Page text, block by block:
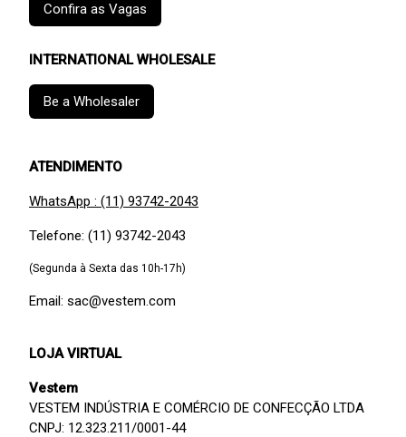
Confira as Vagas
INTERNATIONAL WHOLESALE
Be a Wholesaler
ATENDIMENTO
WhatsApp : (11) 93742-2043
Telefone: (11) 93742-2043
(Segunda à Sexta das 10h-17h)
Email: sac@vestem.com
LOJA VIRTUAL
Vestem
VESTEM INDÚSTRIA E COMÉRCIO DE CONFECÇÃO LTDA
CNPJ: 12.323.211/0001-44